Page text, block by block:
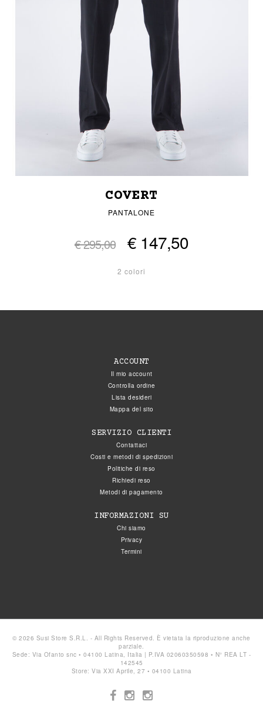
COVERT
PANTALONE
€ 295,00 € 147,50
2 colori
ACCOUNT
Il mio account
Controlla ordine
Lista desideri
Mappa del sito
SERVIZIO CLIENTI
Contattaci
Costi e metodi di spedizioni
Politiche di reso
Richiedi reso
Metodi di pagamento
INFORMAZIONI SU
Chi siamo
Privacy
Termini
© 2026 Susi Store S.R.L. - All Rights Reserved. È vietata la riproduzione anche
parziale.
Sede: Via Ofanto snc • 04100 Latina, Italia | P.IVA 02060350598 • N° REA LT -
142545
Store: Via XXI Aprile, 27 • 04100 Latina